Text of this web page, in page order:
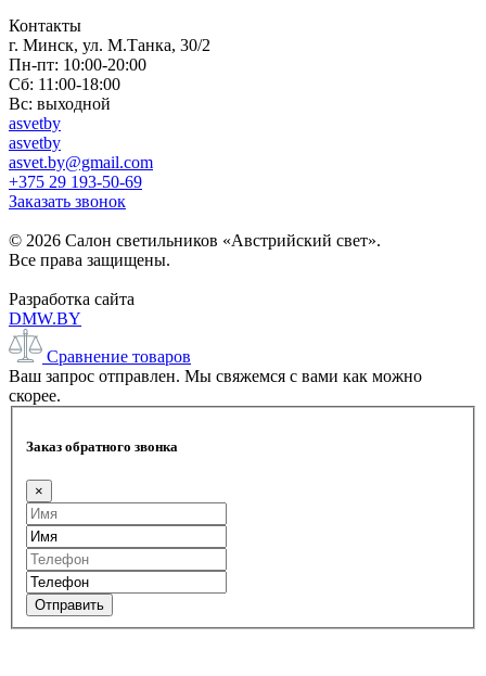
Контакты
г. Минск, ул. М.Танка, 30/2
Пн-пт: 10:00-20:00
Сб: 11:00-18:00
Вс: выходной
asvetby
asvetby
asvet.by@gmail.com
+375 29 193-50-69
Заказать звонок
© 2026 Салон светильников «Австрийский свет».
Все права защищены.
Разработка сайта
DMW.BY
Сравнение товаров
Ваш запрос отправлен. Мы свяжемся с вами как можно
скорее.
Заказ обратного звонка
×
Отправить